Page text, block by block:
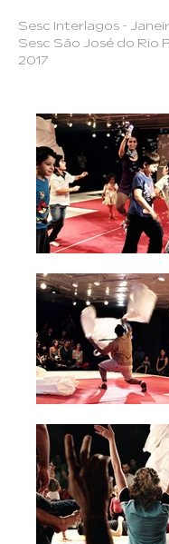
Sesc Interlagos -
Sesc São José do Rio
2017